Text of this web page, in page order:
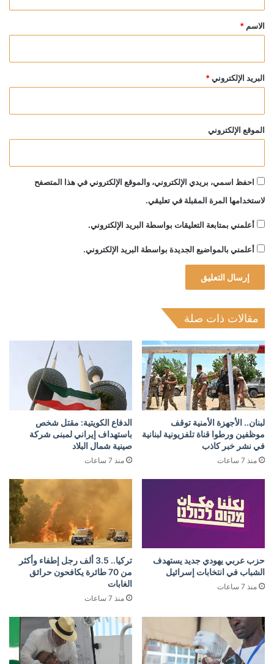
*
الاسم *
البريد الإلكتروني *
الموقع الإلكتروني
احفظ اسمي، بريدي الإلكتروني، والموقع الإلكتروني في هذا المتصفح
لاستخدامها المرة المقبلة في تعليقي.
أعلمني بمتابعة التعليقات بواسطة البريد الإلكتروني.
أعلمني بالمواضيع الجديدة بواسطة البريد الإلكتروني.
مقالات ذات صلة
لبنان.. الأجهزة الأمنية توقف
موظفين ورطوا قناة تلفزيونية لبنانية
في نشر خبر كاذب
منذ 7 ساعات
الدفاع الكويتية: مقتل شخص
باستهداف إيراني لمبنى شركة
صينية شمال البلاد
منذ 7 ساعات
حزب عربي يهودي جديد يستهدف
الشباب في انتخابات إسرائيل
منذ 7 ساعات
تركيا.. 3.5 ألف رجل إطفاء وأكثر
من 70 طائرة يكافحون حرائق
الغابات
منذ 7 ساعات